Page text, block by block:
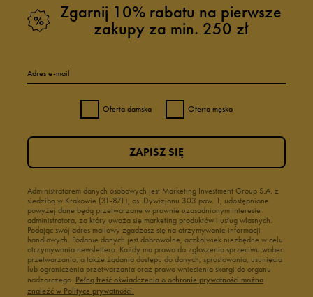
Zgarnij 10% rabatu na pierwsze
zakupy za min. 250 zł
Adres e-mail
Oferta damska Oferta męska
Administratorem danych osobowych jest Marketing Investment Group S.A. z
siedzibą w Krakowie (31-871), os. Dywizjonu 303 paw. 1, udostępnione
powyżej dane będą przetwarzane w prawnie uzasadnionym interesie
administratora, za który uważa się marketing produktów i usług własnych.
Podając swój adres mailowy zgadzasz się na otrzymywanie informacji
handlowych. Podanie danych jest dobrowolne, aczkolwiek niezbędne w celu
otrzymywania newslettera. Każdy ma prawo do zgłoszenia sprzeciwu wobec
przetwarzania, a także żądania dostępu do danych, sprostowania, usunięcia
lub ograniczenia przetwarzania oraz prawo wniesienia skargi do organu
nadzorczego. Pełną treść oświadczenia o ochronie prywatności można
znaleźć w Polityce prywatności.
ZAPISZ SIĘ